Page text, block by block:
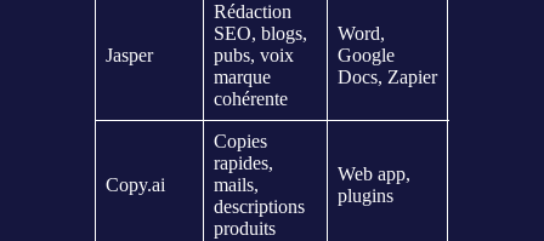
Jasper
Rédaction
SEO, blogs,
pubs, voix
marque
cohérente
Word,
Google
Docs, Zapier
Copy.ai
Copies
rapides,
mails,
descriptions
produits
Web app,
plugins